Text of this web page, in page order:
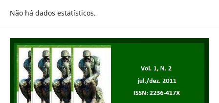
Não há dados estatísticos.